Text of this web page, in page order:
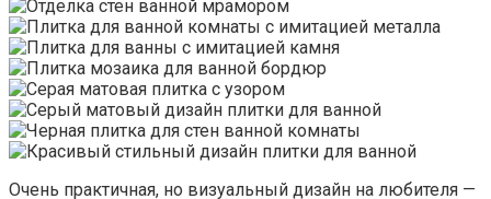
Очень практичная, но визуальный дизайн на любителя —